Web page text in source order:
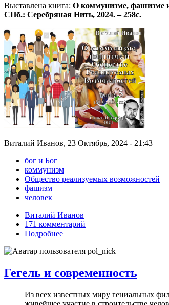
Выставлена книга: О коммунизме, фашизме
СПб.: Серебряная Нить, 2024. – 258с.
Виталий Иванов, 23 Октябрь, 2024 - 21:43
бог и Бог
коммунизм
Общество реализуемых возможностей
фашизм
человек
Виталий Иванов
171 комментарий
Подробнее
Гегель и современность
Из всех известных миру гениальных